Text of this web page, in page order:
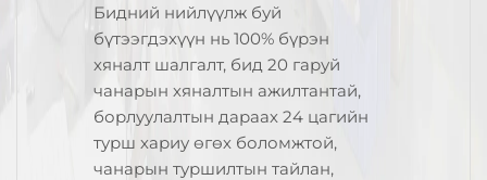
Бидний нийлүүлж буй
бүтээгдэхүүн нь 100% бүрэн
хяналт шалгалт, бид 20 гаруй
чанарын хяналтын ажилтантай,
борлуулалтын дараах 24 цагийн
турш хариу өгөх боломжтой,
чанарын туршилтын тайлан,